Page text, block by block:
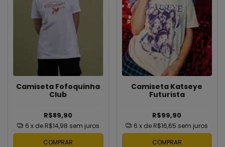
Camiseta Fofoquinha
Club
R$89,90
6 x de R$14,98 sem juros
COMPRAR
Camiseta Katseye
Futurista
R$99,90
6 x de R$16,65 sem juros
COMPRAR